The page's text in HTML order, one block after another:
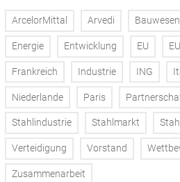
ArcelorMittal Arvedi Bauwesen
Energie Entwicklung EU
Frankreich Industrie ING
Niederlande Paris
Stahlindustrie Stahlmarkt
Verteidigung Vorstand
Zusammenarbeit